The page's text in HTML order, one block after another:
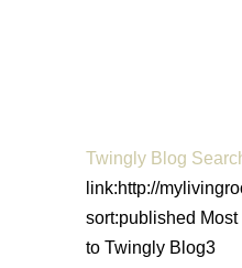
Twingly Blog
link:http://
sort:published
to Twingly Blog3